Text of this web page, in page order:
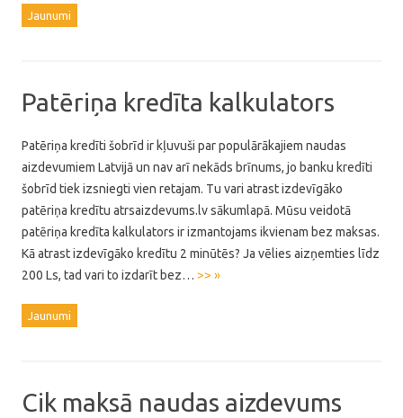
Jaunumi
Patēriņa kredīta kalkulators
Patēriņa kredīti šobrīd ir kļuvuši par populārākajiem naudas
aizdevumiem Latvijā un nav arī nekāds brīnums, jo banku kredīti
šobrīd tiek izsniegti vien retajam. Tu vari atrast izdevīgāko
patēriņa kredītu atrsaizdevums.lv sākumlapā. Mūsu veidotā
patēriņa kredīta kalkulators ir izmantojams ikvienam bez maksas.
Kā atrast izdevīgāko kredītu 2 minūtēs? Ja vēlies aizņemties līdz
200 Ls, tad vari to izdarīt bez… >> »
Jaunumi
Cik maksā naudas aizdevums